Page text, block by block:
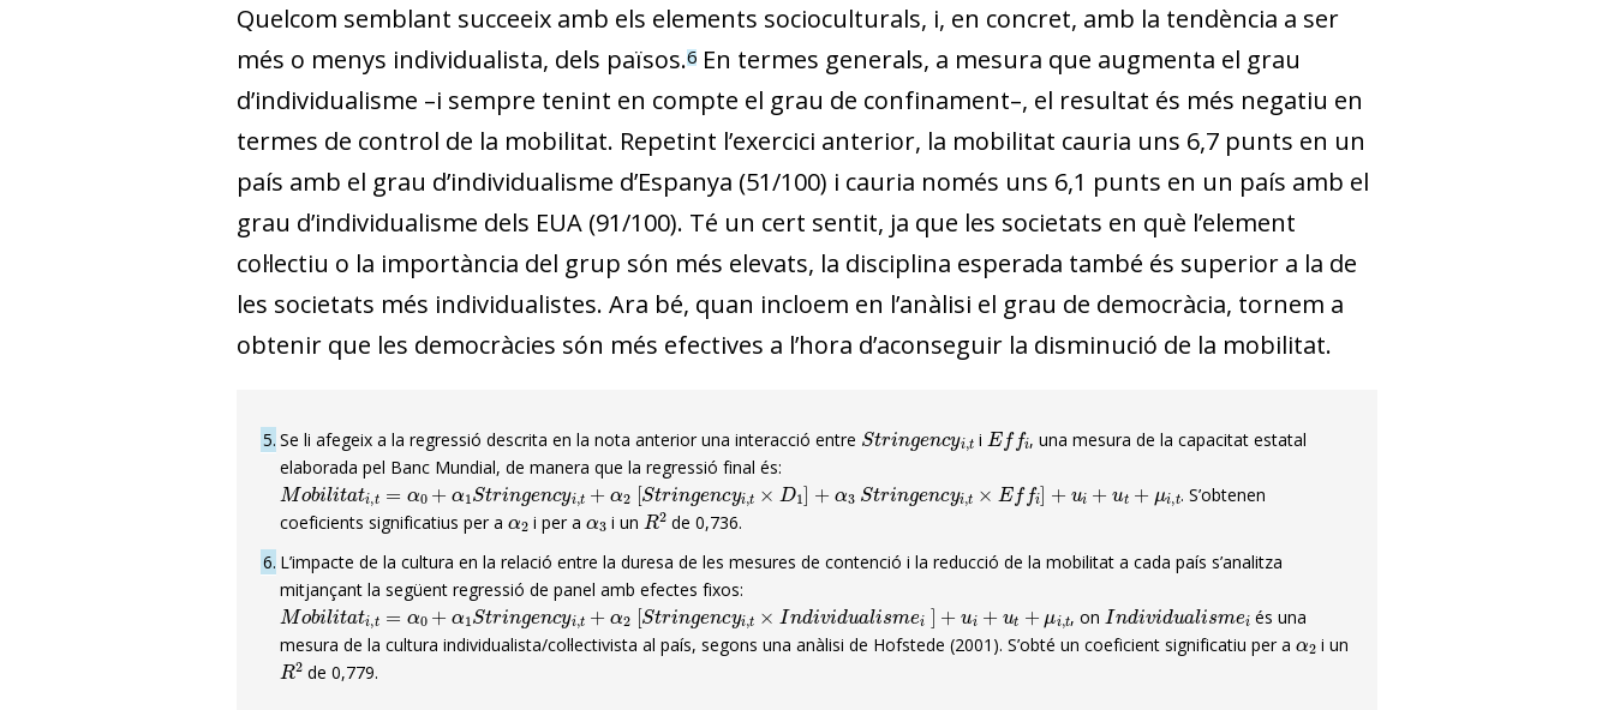
Quelcom semblant succeeix amb els elements socioculturals, i, en concret, amb la tendència a ser
més o menys individualista, dels països.6 En termes generals, a mesura que augmenta el grau
d’individualisme –i sempre tenint en compte el grau de confinament–, el resultat és més negatiu en
termes de control de la mobilitat. Repetint l’exercici anterior, la mobilitat cauria uns 6,7 punts en un
país amb el grau d’individualisme d’Espanya (51/100) i cauria només uns 6,1 punts en un país amb el
grau d’individualisme dels EUA (91/100). Té un cert sentit, ja que les societats en què l’element
col·lectiu o la importància del grup són més elevats, la disciplina esperada també és superior a la de
les societats més individualistes. Ara bé, quan incloem en l’anàlisi el grau de democràcia, tornem a
obtenir que les democràcies són més efectives a l’hora d’aconseguir la disminució de la mobilitat.
5 Se li afegeix a la regressió descrita en la nota anterior una interacció entre
St n
i
Ef fi
, una mesura de la capacitat estatal
elaborada pel Banc Mundial, de manera que la regressió final és:
Mobilita ti,t =α0+ α1Strin ge ncyi,t+ α2[Stringency i,t×D1]+ α3 g n ui + ut
. S’obtenen
coeficients significatius per a
α2
i per a
α3
i un
R2
de 0,736.
6 L’impacte de la cultura en la relació entre la duresa de les mesures de contenció i la reducció de la mobilitat a cada país s’analitza
mitjançant la següent regressió de panel amb efectes fixos:
Mobilitati, t=α0+α1Stringe nc yi,t+α 2[Stringen cyi,t× iv du a li m i
, on
In div du ali
és una
mesura de la cultura individualista/col·lectivista al país, segons una anàlisi de Hofstede (2001). S’obté un coeficient significatiu per a
α
i un
R2
de 0,779.